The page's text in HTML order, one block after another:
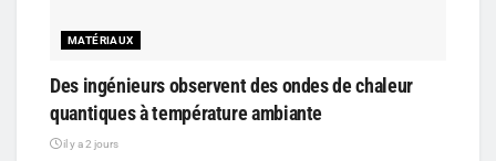
MATÉRIAUX
Des ingénieurs observent des ondes de chaleur
quantiques à température ambiante
il y a 2 jours